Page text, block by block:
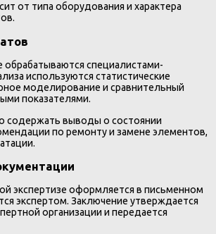
от типа оборудования и характера
специалистами-
используются статистические
моделирование и сравнительный
показателями.
содержать выводы о состоянии
по ремонту и замене элементов,
экспертизе оформляется в письменном
экспертом. Заключение утверждается
организации и передается